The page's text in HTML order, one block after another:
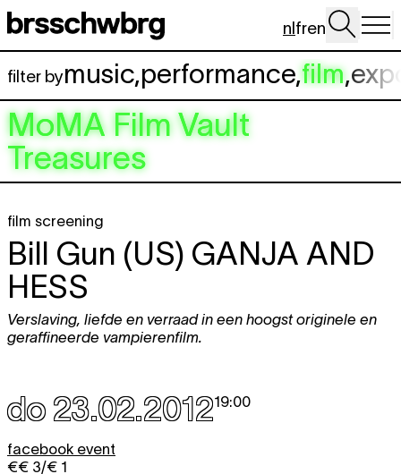
Spring naar hoofdinhoud
nlfren
filter bymusic,performance,film,
MoMA Film Vault
Treasures
film screening
Bill Gun (US) GANJA AND
HESS
Verslaving, liefde en verraad in een hoogst originele en
geraffineerde vampierenfilm.
do 23.02.201219:00
facebook event
€€ 3/€ 1